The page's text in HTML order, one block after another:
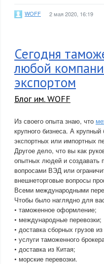
WOFF 2 мая 2020, 16:19
Сегодня
любой
экспортом
Блог им. WOFF
Из своего опыта знаю, что
крупного бизнеса. А
экспортных или импортных
Другое дело, что вы как
опытных людей и создавать
вопросами ВЭД или
внешнеторговые вопросы
Всеми международными
Чтобы было наглядно для
• таможенное оформление;
• международные перевозки;
• доставка сборных грузов
• услуги таможенного
• доставка из Китая;
• морские перевозки.